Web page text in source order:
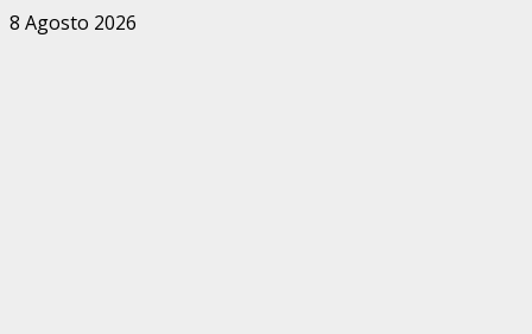
Zum
8 Agosto 2026